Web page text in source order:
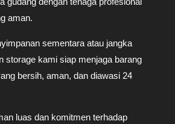
aman.
sementara atau jangka
storage kami siap menjaga barang
bersih, aman, dan diawasi 24
luas dan komitmen terhadap